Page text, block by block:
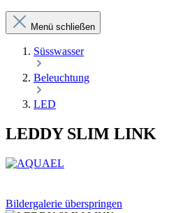
Menü schließen
Süsswasser
Beleuchtung
LED
LEDDY SLIM LINK
Bildergalerie überspringen